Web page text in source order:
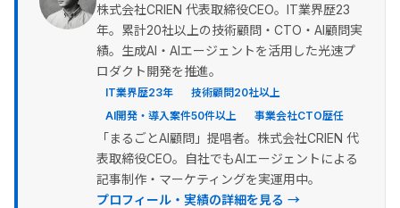
株式会社CRIEN 代表取締役CEO。IT業界歴23
年。累計20社以上の技術顧問・CTO・AI顧問実
績。生成AI・AIエージェントを活用した光速プ
ロダクト開発を推進。
IT業界歴23年
技術顧問20社以上
AI開発・導入案件50件以上
事業会社CTO歴任
「まるごとAI顧問」提唱者。株式会社CRIEN 代
表取締役CEO。自社でもAIエージェントによる
記事制作・マーケティングを実運用中。
プロフィール・実績の詳細を見る →